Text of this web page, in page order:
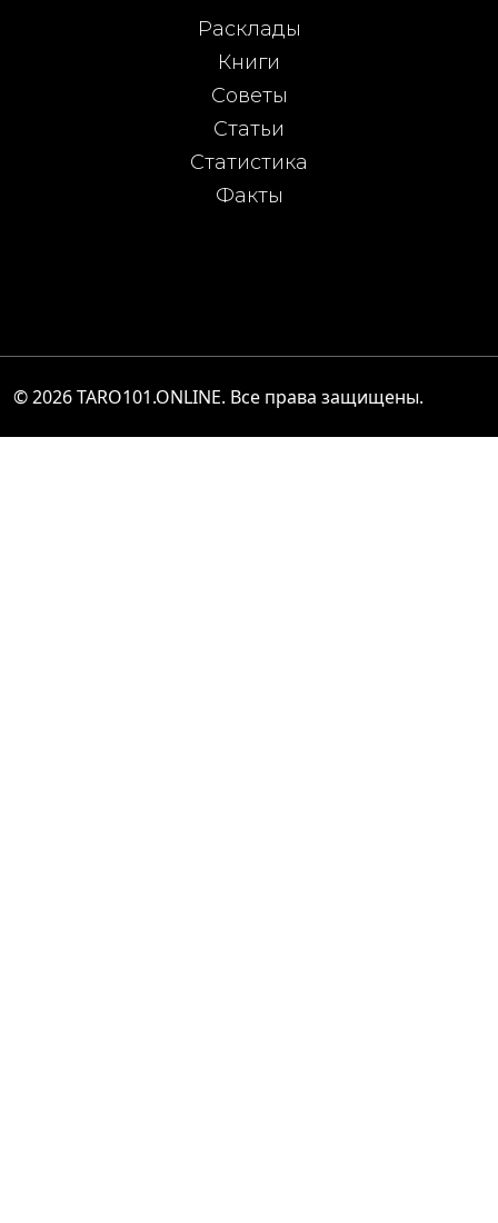
Расклады
Книги
Советы
Статьи
Статистика
Факты
© 2026TARO101.ONLINE. Все права защищены.